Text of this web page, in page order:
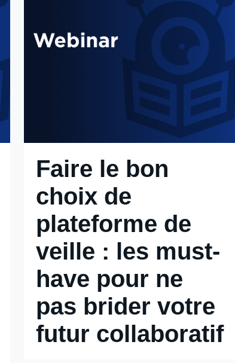
Faire le bon
choix de
plateforme de
veille : les must-
have pour ne
pas brider votre
futur collaboratif